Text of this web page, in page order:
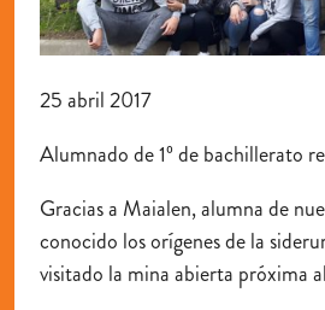
25 abril 2017
Alumnado de 1º de bachillerato
Gracias a Maialen, alumna de
conocido los orígenes de la
visitado la mina abierta próxima